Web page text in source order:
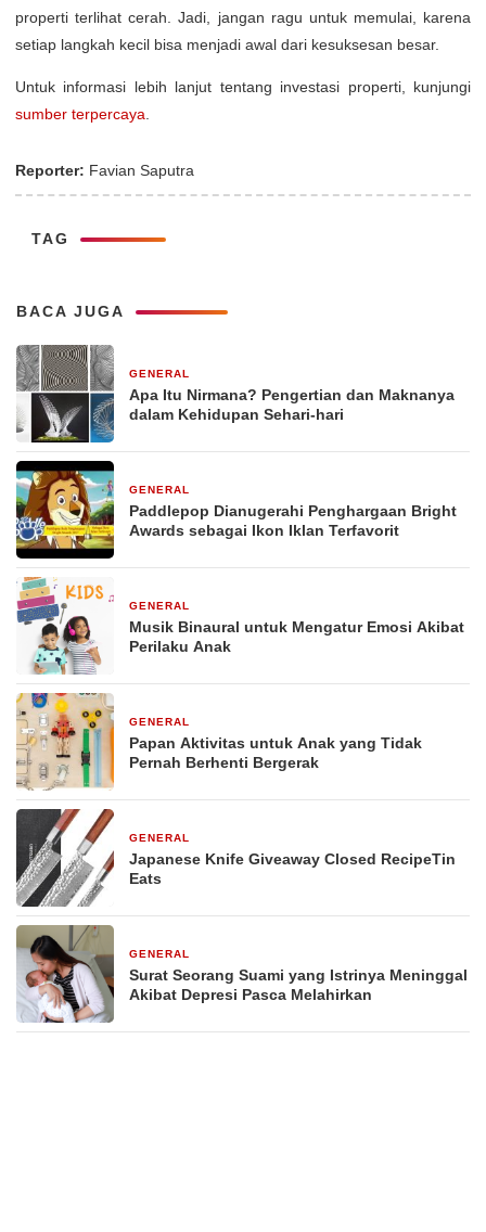
properti terlihat cerah. Jadi, jangan ragu untuk memulai, karena
setiap langkah kecil bisa menjadi awal dari kesuksesan besar.
Untuk informasi lebih lanjut tentang investasi properti, kunjungi
sumber terpercaya
Reporter: Favian Saputra
TAG
BACA JUGA
GENERAL
Apa Itu Nirmana? Pengertian dan Maknanya
dalam Kehidupan Sehari-hari
GENERAL
Paddlepop Dianugerahi Penghargaan Bright
Awards sebagai Ikon Iklan Terfavorit
GENERAL
Musik Binaural untuk Mengatur Emosi Akibat
Perilaku Anak
GENERAL
Papan Aktivitas untuk Anak yang Tidak
Pernah Berhenti Bergerak
GENERAL
Japanese Knife Giveaway Closed RecipeTin
Eats
GENERAL
Surat Seorang Suami yang Istrinya Meninggal
Akibat Depresi Pasca Melahirkan